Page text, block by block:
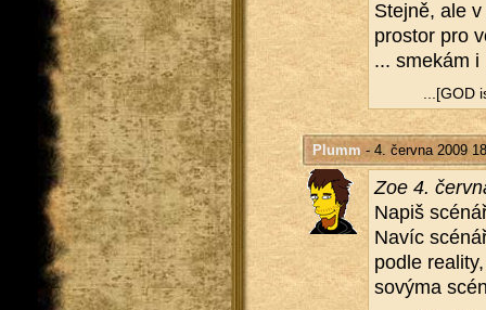
Stej­ně, ale
pro­stor pro
... sme­kám i
...[GOD
Plumm - 4. června 2009
Zoe 4.
Napiš
Navíc
podle
so­vý­ma